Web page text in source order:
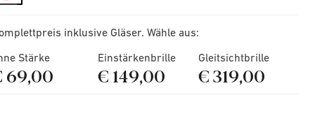
selected
inklusive Gläser. Wähle aus:
Stärke
69,00
Einstärkenbrille
€ 149,00
Gleitsichtbrille
€ 319,00